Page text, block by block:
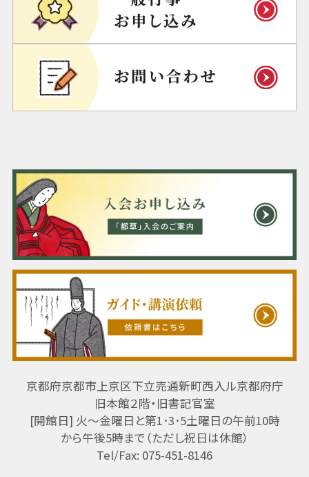
京都府京都市上京区下立売通新町西入ル京都府庁
旧本館２階・旧書記官室
[開館日] 火～金曜日と第1･3･5土曜日の午前10時
から午後5時まで（ただし祝日は休館）
Tel/Fax: 075-451-8146